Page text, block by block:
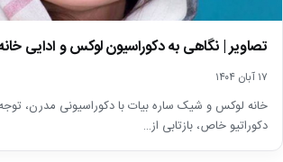
تصاویر | نگاهی به دکوراسیون لوکس و ادایی
۱۷ آبان ۱۴۰۴
خانه لوکس و شیک ساره بیات با دکوراسیونی مدرن،
دکوراتیو خاص، بازتابی از…